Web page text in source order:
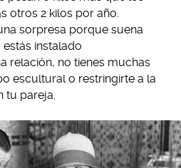
otros 2 kilos por año.
sorpresa porque suena
instalado
relación, no tienes muchas
escultural o restringirte a la
tu pareja.